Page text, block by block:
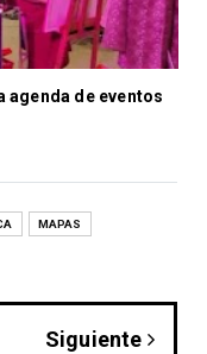
agenda de eventos
MAPAS
Siguiente